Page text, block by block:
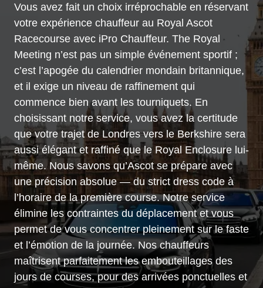
Vous avez fait un choix irréprochable en réservant
votre expérience chauffeur au Royal Ascot
Racecourse avec iPro Chauffeur. The Royal
Meeting n’est pas un simple événement sportif ;
c’est l’apogée du calendrier mondain britannique,
et il exige un niveau de raffinement qui
commence bien avant les tourniquets. En
choisissant notre service, vous avez la certitude
que votre trajet de Londres vers le Berkshire sera
aussi élégant et raffiné que le Royal Enclosure lui-
même. Nous savons qu’Ascot se prépare avec
une précision absolue — du strict dress code à
l’horaire de la première course. Notre service
élimine les contraintes du déplacement et vous
permet de vous concentrer pleinement sur le faste
et l’émotion de la journée. Nos chauffeurs
maîtrisent parfaitement les embouteillages des
jours de courses, pour des arrivées ponctuelles et